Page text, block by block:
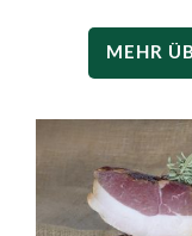
MEHR